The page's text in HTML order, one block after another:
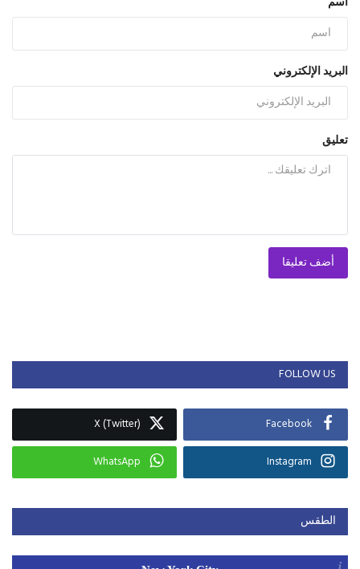
البريد الإلكتروني
تعليق
أضف تعليقا
FOLLOW US
Facebook
X (Twitter)
Instagram
WhatsApp
الطقس